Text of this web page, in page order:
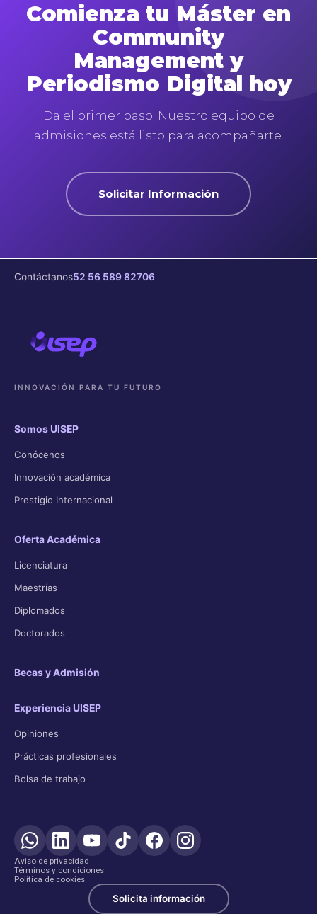
Comienza tu Máster en
Community
Management y
Periodismo Digital hoy
Da el primer paso. Nuestro equipo de
admisiones está listo para acompañarte.
Solicitar Información
Contáctanos52 56 589 82706
INNOVACIÓN PARA TU FUTURO
Somos UISEP
Conócenos
Innovación académica
Prestigio Internacional
Oferta Académica
Licenciatura
Maestrías
Diplomados
Doctorados
Becas y Admisión
Experiencia UISEP
Opiniones
Prácticas profesionales
Bolsa de trabajo
Aviso de privacidad
Términos y condiciones
Política de cookies
Solicita información